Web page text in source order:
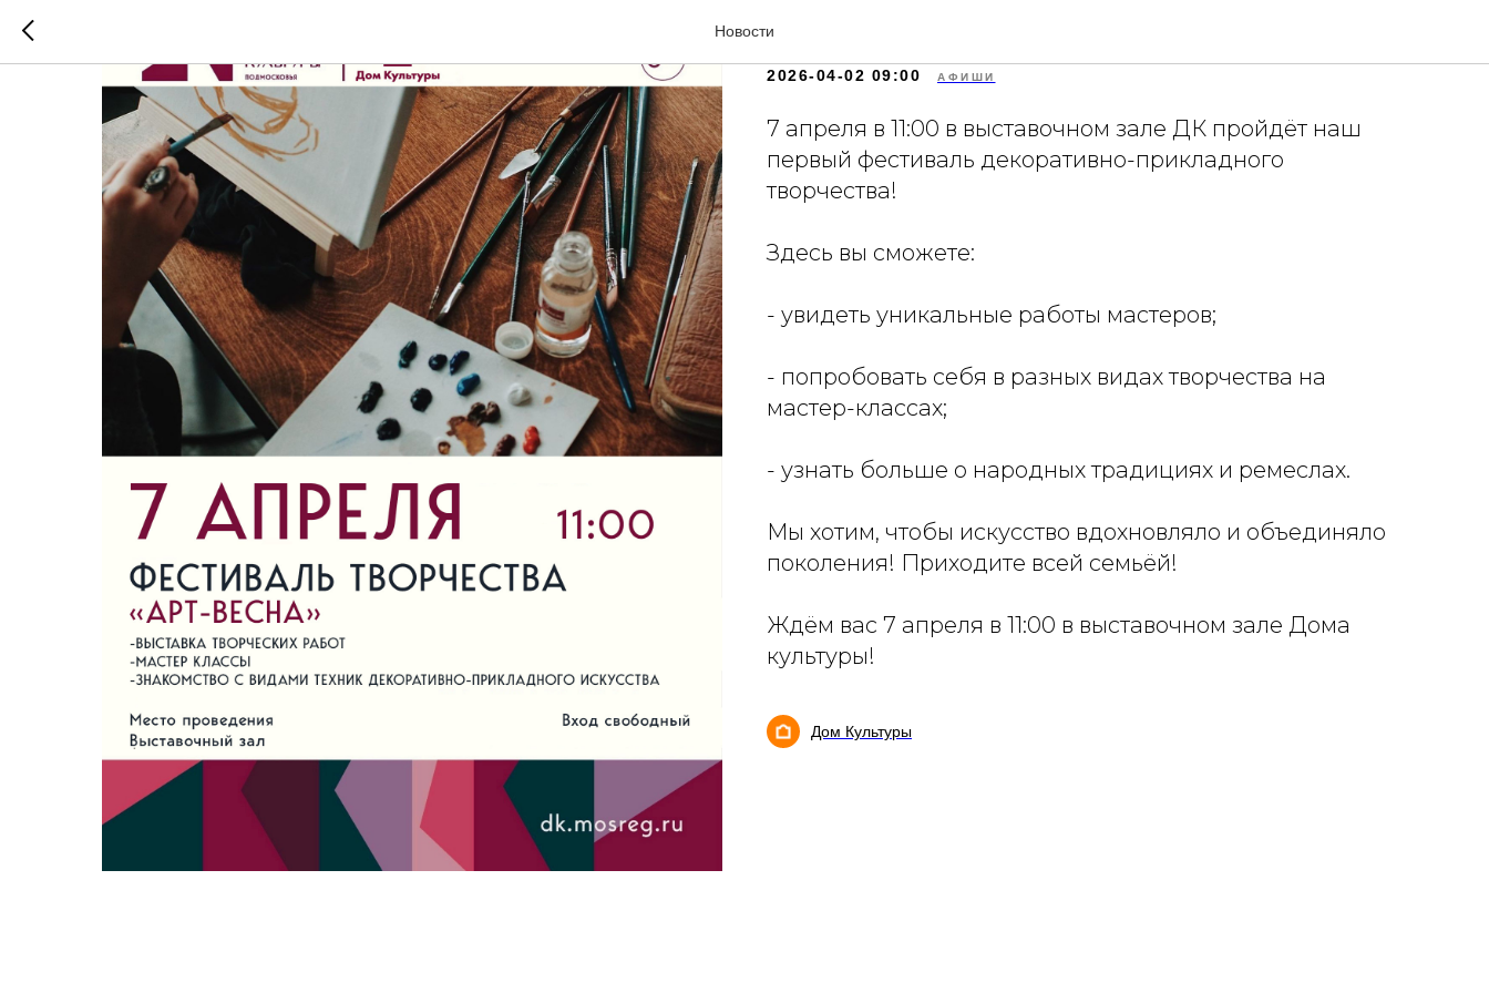
НовостиФестиваль «АРТ-Весна»
2026-04-02 09:00 АФИШИ
7 апреля в 11:00 в выставочном зале ДК пройдёт наш
первый фестиваль декоративно-прикладного
творчества!
Здесь вы сможете:
- увидеть уникальные работы мастеров;
- попробовать себя в разных видах творчества на
мастер-классах;
- узнать больше о народных традициях и ремеслах.
Мы хотим, чтобы искусство вдохновляло и объединяло
поколения! Приходите всей семьёй!
Ждём вас 7 апреля в 11:00 в выставочном зале Дома
культуры!
Дом Культуры